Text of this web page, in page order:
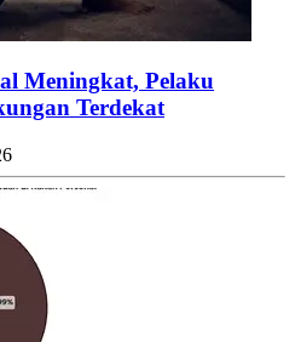
Meningkat, Pelaku
Terdekat